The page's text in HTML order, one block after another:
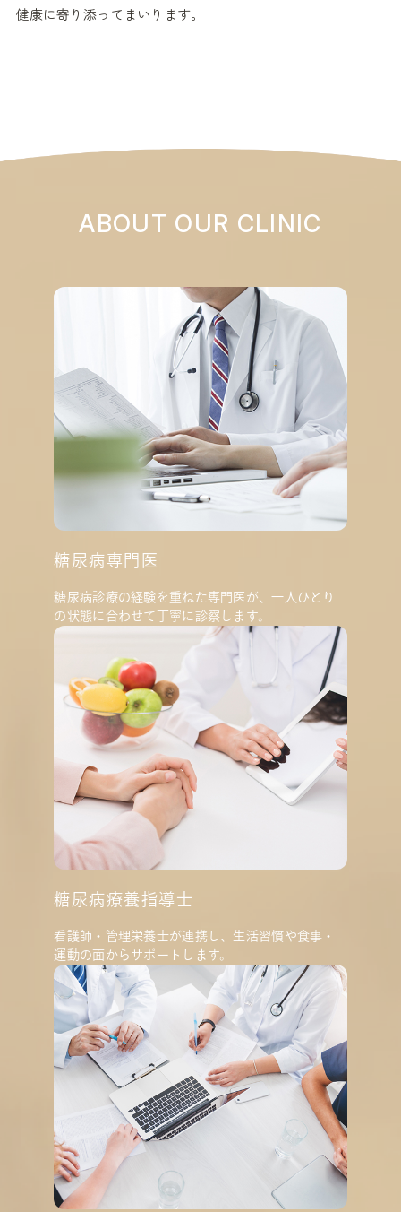
健康に寄り添ってまいります。
ABOUT OUR CLINIC
糖尿病専門医
糖尿病診療の経験を重ねた専門医が、一人ひとり
の状態に合わせて丁寧に診察します。
糖尿病療養指導士
看護師・管理栄養士が連携し、生活習慣や食事・
運動の面からサポートします。